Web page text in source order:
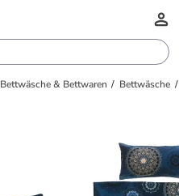
Bettwäsche & Bettwaren Bettwäsche